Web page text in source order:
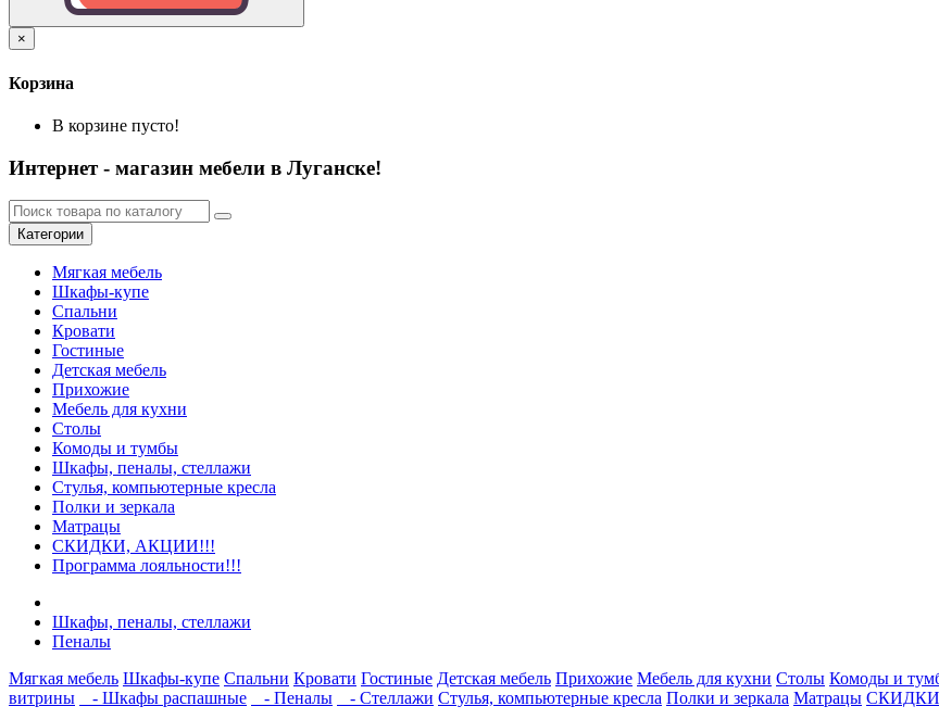
×
Корзина
В корзине пусто!
Интернет - магазин мебели в Луганске!
Категории
Мягкая мебель
Шкафы-купе
Спальни
Кровати
Гостиные
Детская мебель
Прихожие
Мебель для кухни
Столы
Комоды и тумбы
Шкафы, пеналы, стеллажи
Стулья, компьютерные кресла
Полки и зеркала
Матрацы
СКИДКИ, АКЦИИ!!!
Программа лояльности!!!
Шкафы, пеналы, стеллажи
Пеналы
Мягкая мебель Шкафы-купе Спальни Кровати Гостиные Детская мебель Прихожие Мебель для кухни Столы Комоды и
витрины
- Шкафы распашные - Пеналы - Стеллажи Стулья, компьютерные кресла Полки и зеркала Матрацы